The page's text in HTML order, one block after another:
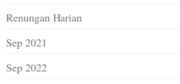
Renungan Harian
Sep 2021
Sep 2022